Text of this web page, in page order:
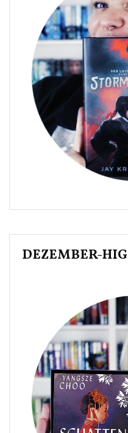
DEZEMBER-